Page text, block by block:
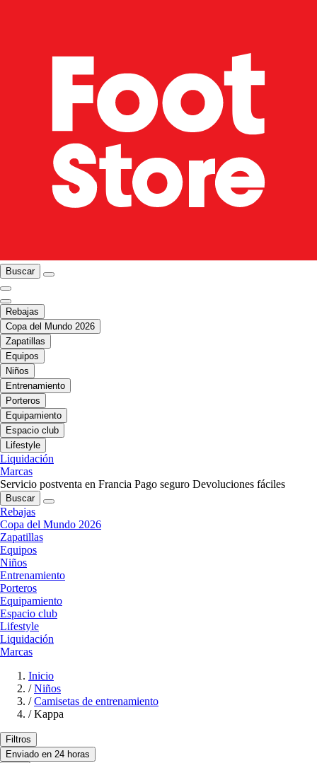
Buscar
Rebajas
Copa del Mundo 2026
Zapatillas
Equipos
Niños
Entrenamiento
Porteros
Equipamiento
Espacio club
Lifestyle
Liquidación
Marcas
Servicio postventa en Francia Pago seguro Devoluciones fáciles
Buscar
Rebajas
Copa del Mundo 2026
Zapatillas
Equipos
Niños
Entrenamiento
Porteros
Equipamiento
Espacio club
Lifestyle
Liquidación
Marcas
Inicio
/ Niños
/ Camisetas de entrenamiento
/ Kappa
Filtros
Enviado en 24 horas